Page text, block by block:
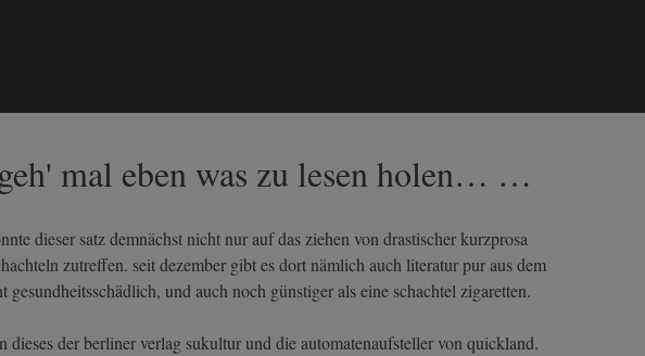
mal eben was zu lesen holen… …
dieser satz demnächst nicht nur auf das ziehen von drastischer kurzprosa
zutreffen. seit dezember gibt es dort nämlich auch literatur pur aus dem
gesundheitsschädlich, und auch noch günstiger als eine schachtel zigaretten.
dieses der berliner verlag sukultur und die automatenaufsteller von quickland.